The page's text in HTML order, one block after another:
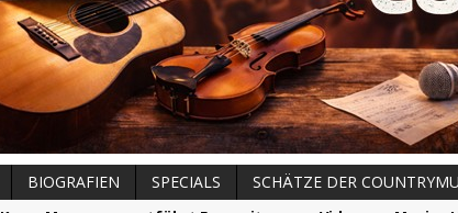
BIOGRAFIEN SPECIALS SCHÄTZE DER